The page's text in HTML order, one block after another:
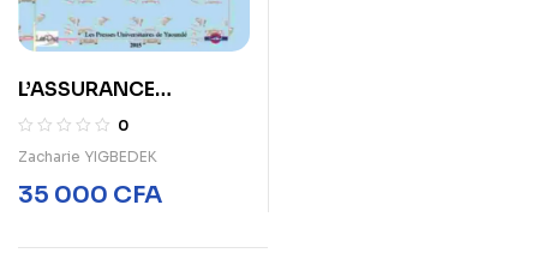
L’ASSURANCE
AUTOMOBILE THÉORIE
ET PRATIQUE
0
Zacharie YIGBEDEK
35 000 CFA